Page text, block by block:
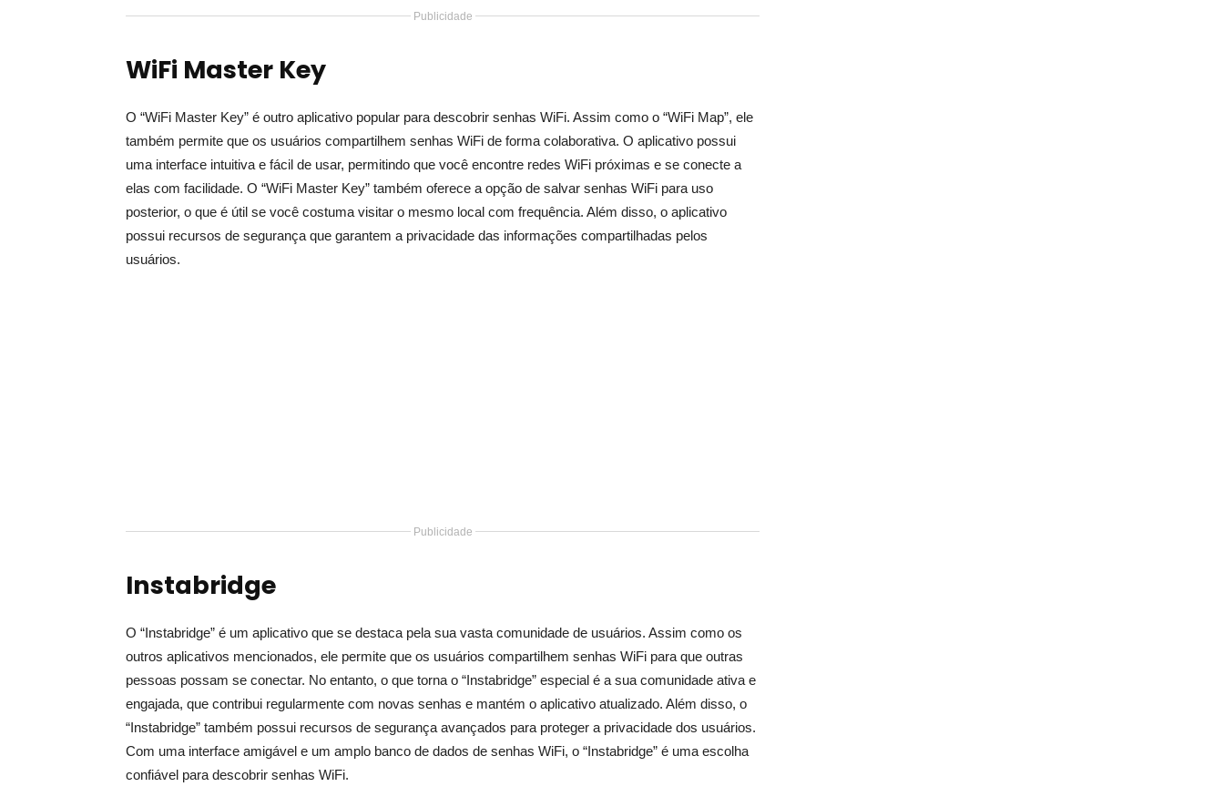
Publicidade
WiFi Master Key
O “WiFi Master Key” é outro aplicativo popular para descobrir senhas WiFi. Assim como o “WiFi Map”, ele
também permite que os usuários compartilhem senhas WiFi de forma colaborativa. O aplicativo possui
uma interface intuitiva e fácil de usar, permitindo que você encontre redes WiFi próximas e se conecte a
elas com facilidade. O “WiFi Master Key” também oferece a opção de salvar senhas WiFi para uso
posterior, o que é útil se você costuma visitar o mesmo local com frequência. Além disso, o aplicativo
possui recursos de segurança que garantem a privacidade das informações compartilhadas pelos
usuários.
Publicidade
Instabridge
O “Instabridge” é um aplicativo que se destaca pela sua vasta comunidade de usuários. Assim como os
outros aplicativos mencionados, ele permite que os usuários compartilhem senhas WiFi para que outras
pessoas possam se conectar. No entanto, o que torna o “Instabridge” especial é a sua comunidade ativa e
engajada, que contribui regularmente com novas senhas e mantém o aplicativo atualizado. Além disso, o
“Instabridge” também possui recursos de segurança avançados para proteger a privacidade dos usuários.
Com uma interface amigável e um amplo banco de dados de senhas WiFi, o “Instabridge” é uma escolha
confiável para descobrir senhas WiFi.